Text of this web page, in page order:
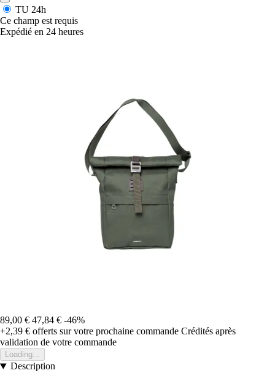
TU 24h
Ce champ est requis
Expédié en 24 heures
89,00 € 47,84 € -46%
+2,39 € offerts sur votre prochaine commande Crédités après
validation de votre commande
Loading...
Description